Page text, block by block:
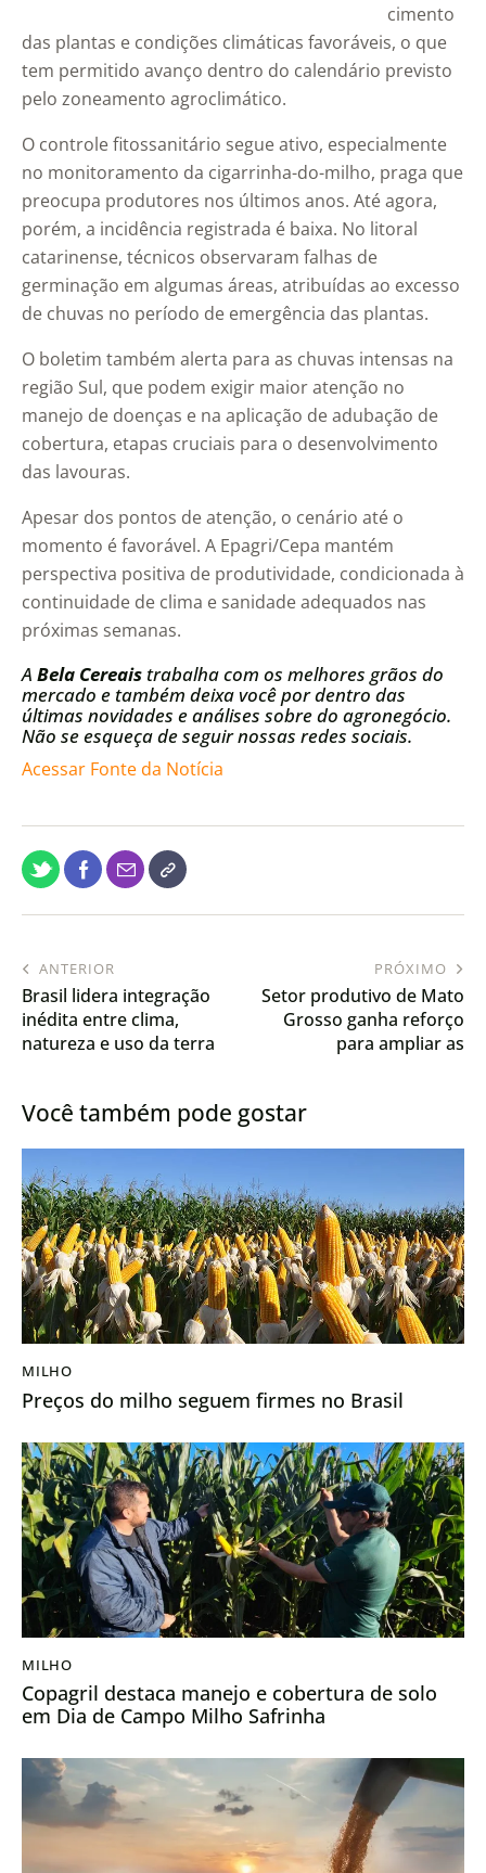
cimento
das plantas e condições climáticas favoráveis, o que
tem permitido avanço dentro do calendário previsto
pelo zoneamento agroclimático.
O controle fitossanitário segue ativo, especialmente
no monitoramento da cigarrinha-do-milho, praga que
preocupa produtores nos últimos anos. Até agora,
porém, a incidência registrada é baixa. No litoral
catarinense, técnicos observaram falhas de
germinação em algumas áreas, atribuídas ao excesso
de chuvas no período de emergência das plantas.
O boletim também alerta para as chuvas intensas na
região Sul, que podem exigir maior atenção no
manejo de doenças e na aplicação de adubação de
cobertura, etapas cruciais para o desenvolvimento
das lavouras.
Apesar dos pontos de atenção, o cenário até o
momento é favorável. A Epagri/Cepa mantém
perspectiva positiva de produtividade, condicionada à
continuidade de clima e sanidade adequados nas
próximas semanas.
A Bela Cereais trabalha com os melhores grãos do
mercado e também deixa você por dentro das
últimas novidades e análises sobre do agronegócio.
Não se esqueça de seguir nossas redes sociais.
Acessar Fonte da Notícia
ANTERIOR
Brasil lidera integração
inédita entre clima,
natureza e uso da terra
PRÓXIMO
Setor produtivo de Mato
Grosso ganha reforço
para ampliar as
Você também pode gostar
MILHO
Preços do milho seguem firmes no Brasil
MILHO
Copagril destaca manejo e cobertura de solo
em Dia de Campo Milho Safrinha